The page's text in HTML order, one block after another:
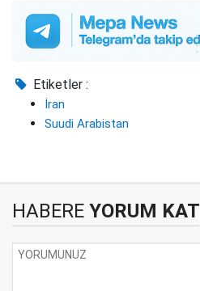
Etiketler :
İran
Suudi Arabistan
HABERE YORUM KAT